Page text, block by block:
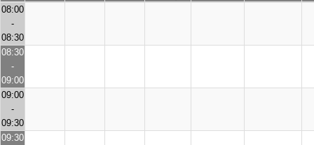
08:00
-
08:30
08:30
-
09:00
09:00
-
09:30
09:30